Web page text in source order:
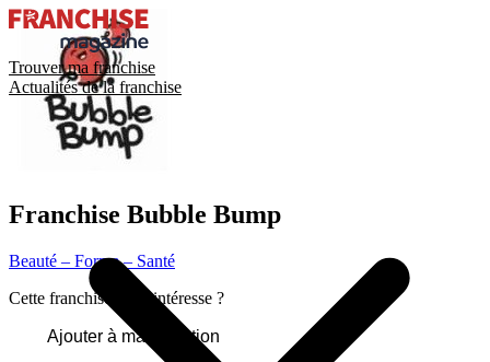
Trouver ma franchise
Actualités de la franchise
Franchise Bubble Bump
Beauté – Forme – Santé
Cette franchise vous intéresse ?
Ajouter à ma sélection